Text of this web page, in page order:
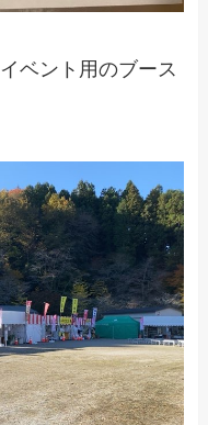
ベント用のブース